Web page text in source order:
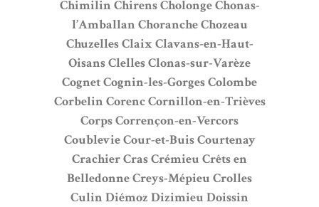
Chimilin ChirensCholongeChonas-
l’Amballan ChorancheChozeau
ChuzellesClaix Clavans-en-Haut-
OisansClellesClonas-sur-Varèze
CognetCognin-les-GorgesColombe
Corbelin CorencCornillon-en-Trièves
CorpsCorrençon-en-Vercors
CoublevieCour-et-BuisCourtenay
CrachierCrasCrémieu Crêts en
BelledonneCreys-Mépieu Crolles
Culin Diémoz Dizimieu Doissin